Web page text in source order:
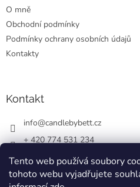
Tento web používá soubory
tohoto webu vyjadřujete
O mně
Obchodní podmínky
Podmínky ochrany osobních údajů
Kontakty
Kontakt
info@candlebybett.cz
+ 420 774 531 234
bett_candle_wax